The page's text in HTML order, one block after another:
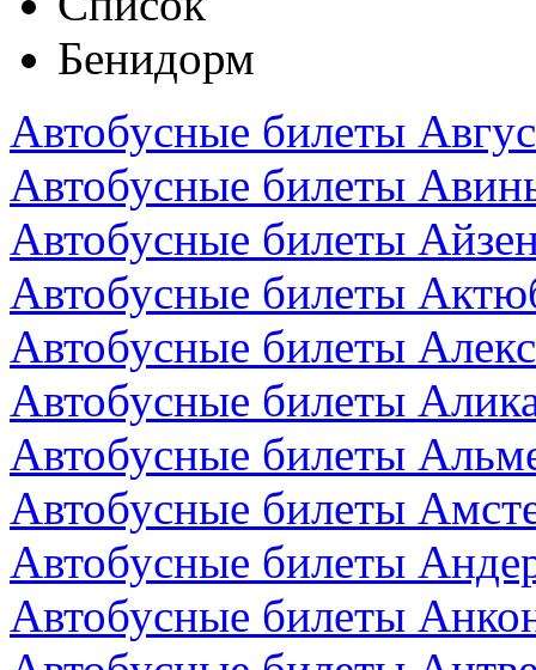
Бенидорм
Автобусные билеты
Автобусные билеты
Автобусные билеты
Автобусные билеты
Автобусные билеты
Автобусные билеты
Автобусные билеты
Автобусные билеты
Автобусные билеты
Автобусные билеты